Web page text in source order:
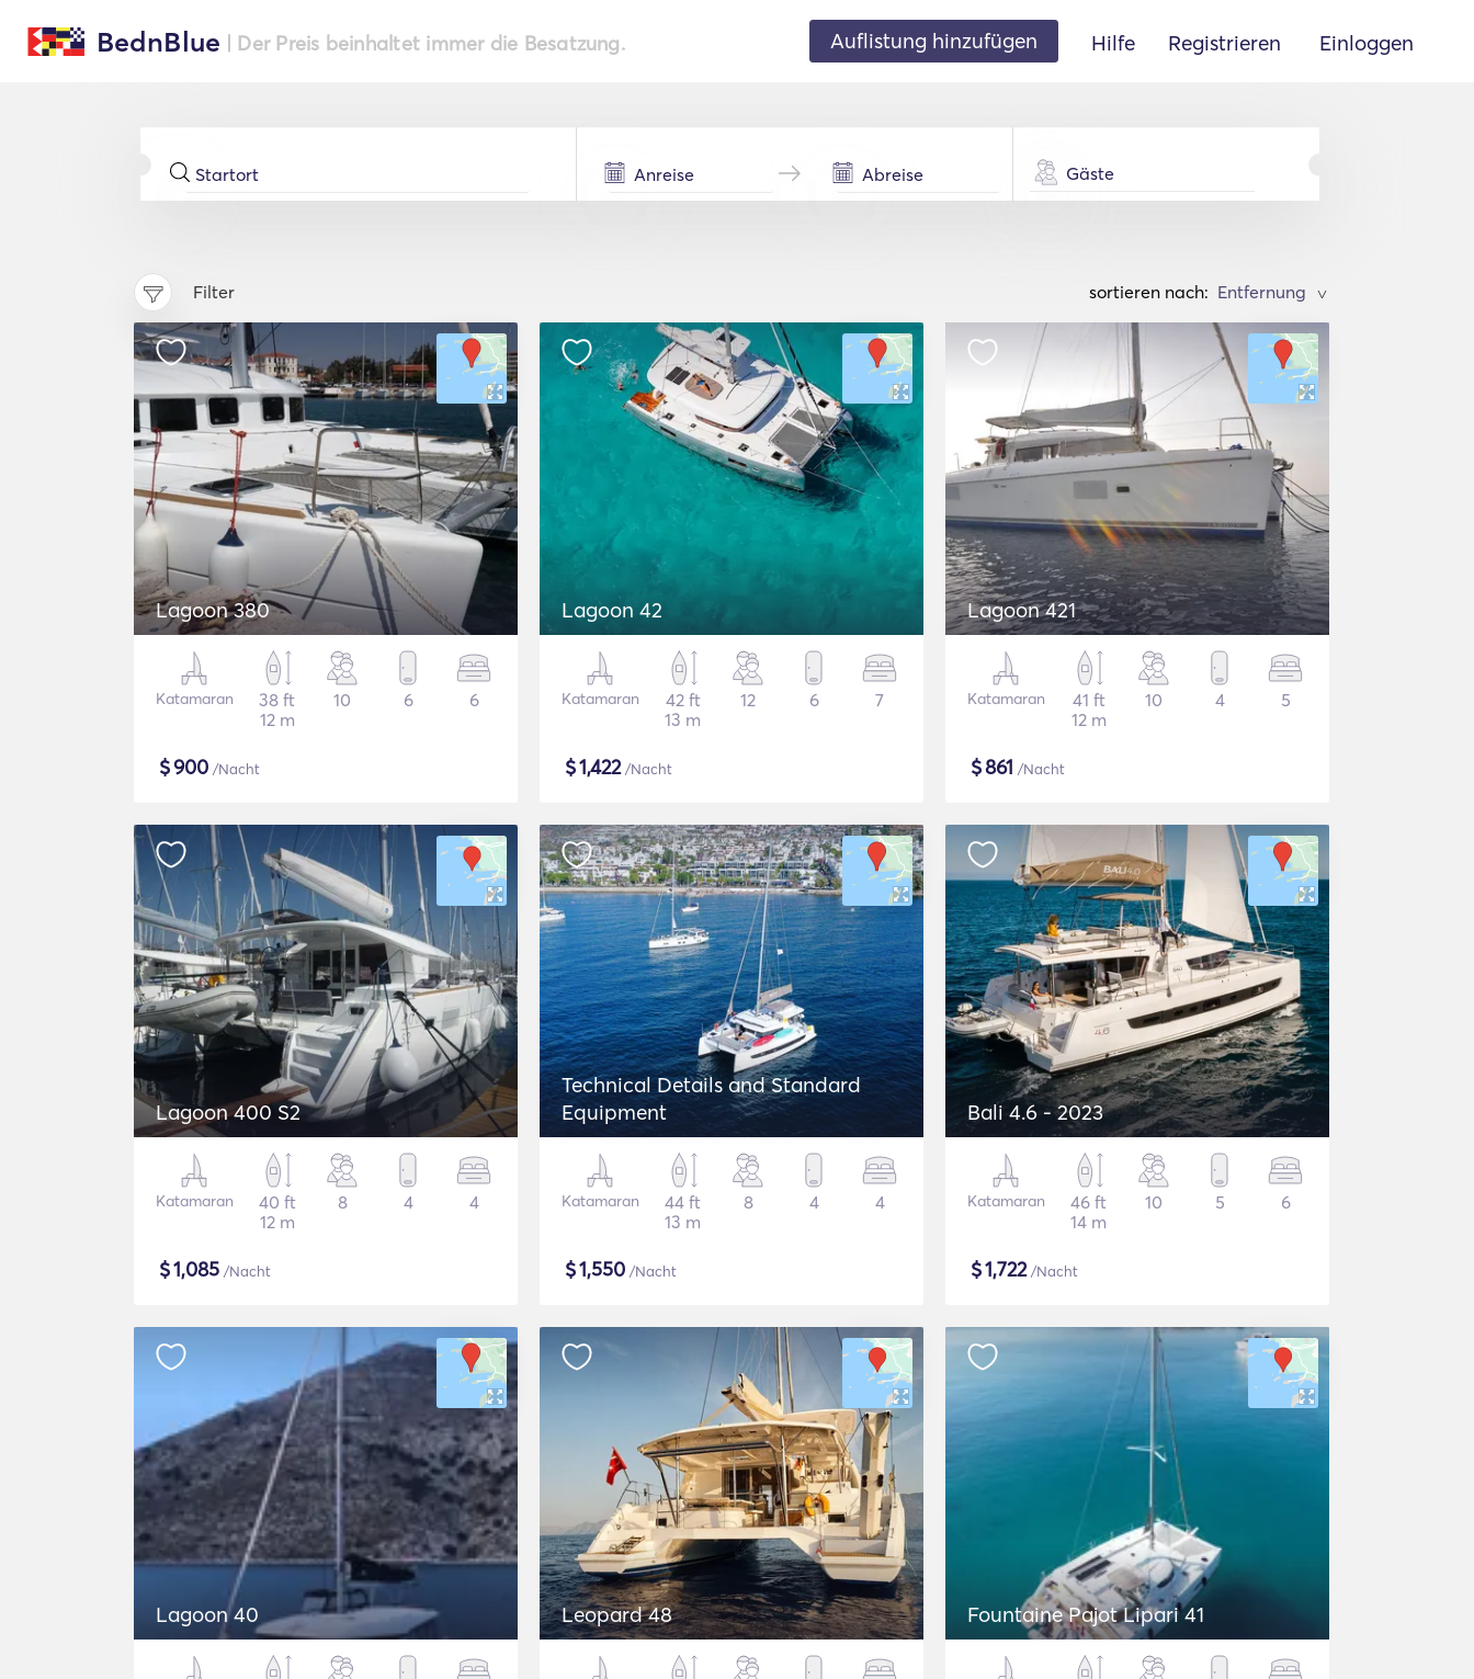
BednBlue | Der Preis beinhaltet immer die Besatzung. Auflistung hinzufügen Hilfe Registrieren Einloggen
Gäste
Filter sortieren nach: >
Lagoon 380
Katamaran
38 ft
12 m
10 6 6
$900 /Nacht
Lagoon 42
Katamaran
42 ft
13 m
12 6 7
$1,422/Nacht
Lagoon 421
Katamaran
41 ft
12 m
10 4 5
$861 /Nacht
Lagoon 400 S2
Katamaran
40 ft
12 m
8 4 4
$1,085 /Nacht
Technical Details and Standard
Equipment
Katamaran
44 ft
13 m
8 4 4
$1,550 /Nacht
Bali 4.6 - 2023
Katamaran
46 ft
14 m
10 5 6
$1,722/Nacht
Lagoon 40 Leopard 48 Fountaine Pajot Lipari 41